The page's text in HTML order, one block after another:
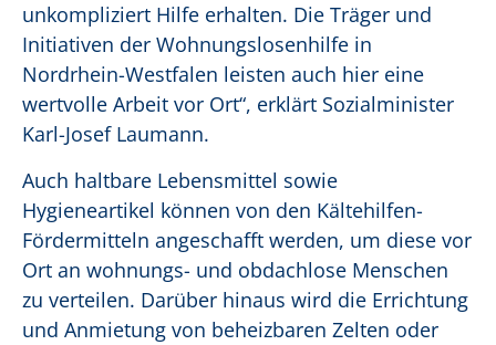
unkompliziert Hilfe erhalten. Die Träger und
Initiativen der Wohnungslosenhilfe in
Nordrhein-Westfalen leisten auch hier eine
wertvolle Arbeit vor Ort“, erklärt Sozialminister
Karl-Josef Laumann.
Auch haltbare Lebensmittel sowie
Hygieneartikel können von den Kältehilfen-
Fördermitteln angeschafft werden, um diese vor
Ort an wohnungs- und obdachlose Menschen
zu verteilen. Darüber hinaus wird die Errichtung
und Anmietung von beheizbaren Zelten oder